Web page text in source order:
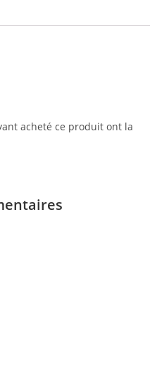
acheté ce produit ont la